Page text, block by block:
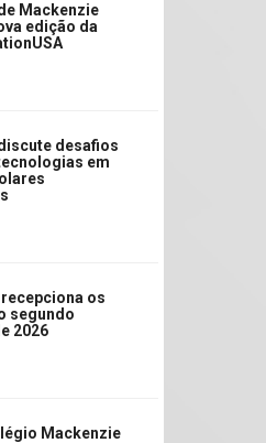
Mackenzie
edição da
desafios
em
os
segundo
2026
Mackenzie